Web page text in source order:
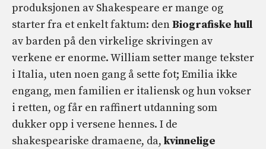
produksjonen av Shakespeare er mange og
starter fra et enkelt faktum: denBiografiske hull
av barden på den virkelige skrivingen av
verkene er enorme. William setter mange tekster
i Italia, uten noen gang å sette fot; Emilia ikke
engang, men familien er italiensk og hun vokser
i retten, og får en raffinert utdanning som
dukker opp i versene hennes. I de
shakespeariske dramaene, da, kvinnelige